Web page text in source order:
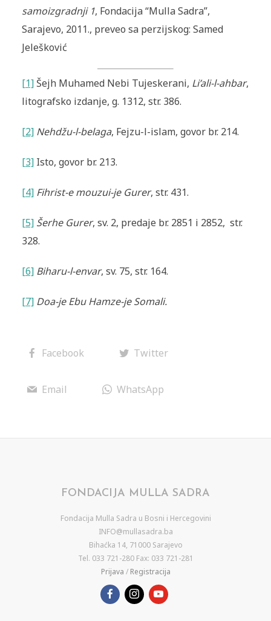
samoizgradnji 1, Fondacija “Mulla Sadra”,
Sarajevo, 2011., preveo sa perzijskog: Samed
Jelešković
[1]Šejh Muhamed Nebi Tujeskerani, Li’ali-l-ahbar,
litografsko izdanje, g. 1312, str. 386.
[2] Nehdžu-l-belaga, Fejzu-l-islam, govor br. 214.
[3]Isto, govor br. 213.
[4] Fihrist-e mouzui-je Gurer, str. 431.
[5] Šerhe Gurer, sv. 2, predaje br. 2851 i 2852, str.
328.
[6] Biharu-l-envar, sv. 75, str. 164.
[7] Doa-je Ebu Hamze-je Somali.
Facebook Twitter
Email WhatsApp
FONDACIJA MULLA SADRA
Fondacija Mulla Sadra u Bosni i Hercegovini
INFO@mullasadra.ba
Bihaćka 14, 71000 Sarajevo
Tel. 033 721-280 Fax: 033 721-281
Prijava / Registracija